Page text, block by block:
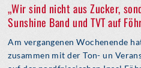
„Wir sind nicht aus Zucker,
Sunshine Band und TVT auf
Am vergangenen Wochenende
zusammen mit der Ton- un